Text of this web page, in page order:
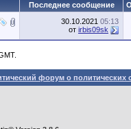
Последнее сообщение
30.10.2021 05:13
от irbis09sk
форум о политических